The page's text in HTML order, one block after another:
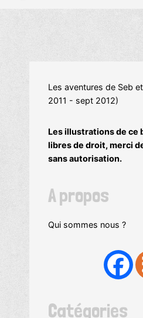
Les aventures de Seb
2011 - sept 2012)
Les illustrations de ce
libres de droit, merci
sans autorisation.
A propos
Qui sommes nous ?
Catégories